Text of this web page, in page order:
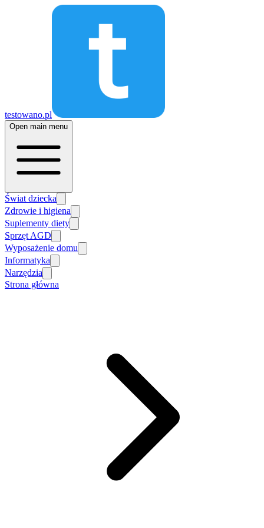
testowano.pl
Open main menu
Świat dziecka
Zdrowie i higiena
Suplementy diety
Sprzęt AGD
Wyposażenie domu
Informatyka
Narzędzia
Strona główna